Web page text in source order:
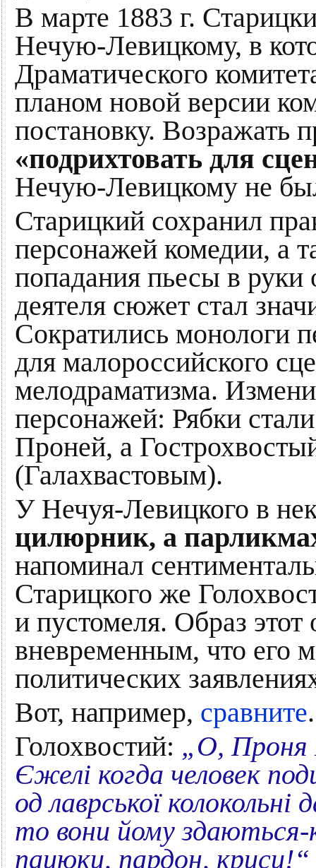
В марте 1883 г.
Нечую-Левицкому, в
Драматического
планом новой версии
постановку. Возражать
«подрихтовать для
Нечую-Левицкому не
Старицкий сохранил
персонажей комедии, а
попадания пьесы в руки
деятеля сюжет стал
Сократились монологи
для малороссийского
мелодраматизма.
персонажей: Рябки
Проней, а
(Галахвастовым).
У Нечуя-Левицкого в
цилюрник, а
напоминал
Старицкого же
и пустомеля. Образ этот
вневременным, что его
политических
Вот, например, сравните.
Голохвостий: „О, Проня
Єжелі когда человек
од лаврської
то вони йому
пацюки, пардон, криси!“